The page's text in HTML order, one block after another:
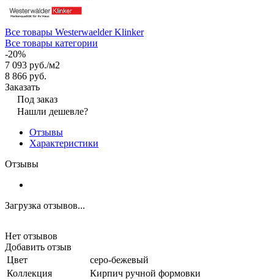
Все товары Westerwaelder Klinker
Все товары категории
-20%
7 093 руб./м2
8 866 руб.
Заказать
Под заказ
Нашли дешевле?
Отзывы
Характеристики
Отзывы
Загрузка отзывов...
Нет отзывов
Добавить отзыв
Цвет
серо-бежевый
Коллекция
Кирпич ручной формовки